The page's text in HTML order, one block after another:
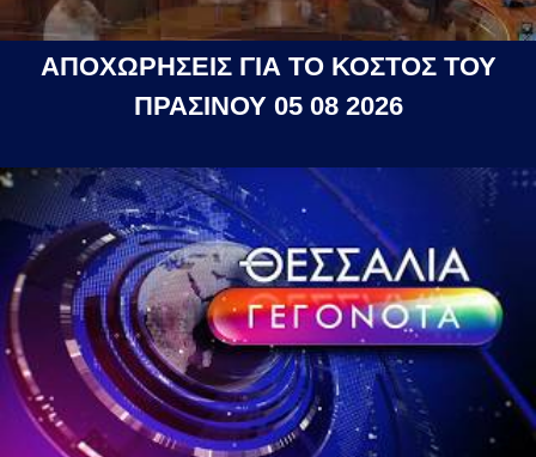
ΑΠΟΧΩΡΗΣΕΙΣ ΓΙΑ ΤΟ ΚΟΣΤΟΣ ΤΟΥ
ΠΡΑΣΙΝΟΥ 05 08 2026